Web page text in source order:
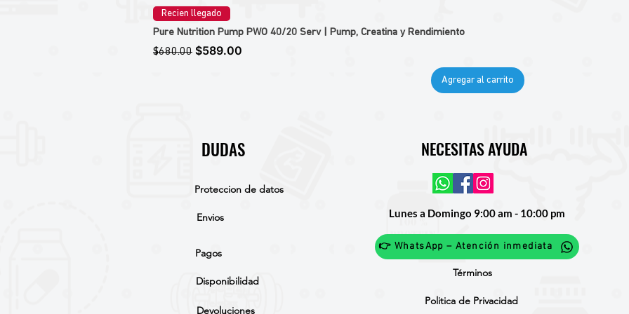
Recien llegado
Pure Nutrition Pump PWO 40/20 Serv | Pump, Creatina y Rendimiento
Precio
$680.00 Precio de oferta
$589.00
Agregar al carrito
DUDAS
Proteccion de datos
Envios
Pagos
Disponibilidad
Devoluciones
NECESITAS AYUDA
Lunes a Domingo 9:00 am - 10:00 pm
👉 WhatsApp – Atención inmediata
Términos
Politica de Privacidad